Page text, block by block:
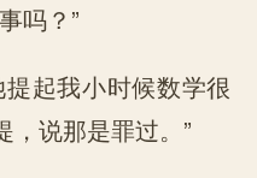
吗？”
起我小时候数学很
，说那是罪过。”